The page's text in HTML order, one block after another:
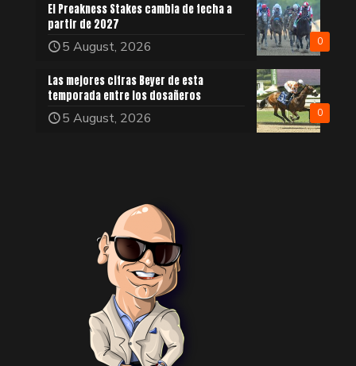
0
El Preakness Stakes cambia de fecha a
partir de 2027
5 August, 2026
0
Las mejores cifras Beyer de esta
temporada entre los dosañeros
5 August, 2026